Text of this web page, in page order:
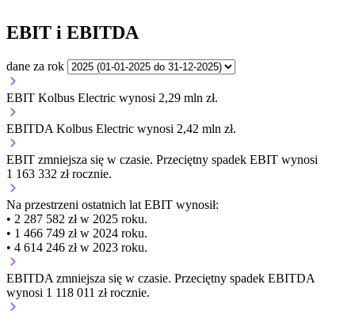
EBIT i EBITDA
dane za rok
EBIT Kolbus Electric wynosi 2,29 mln zł.
EBITDA Kolbus Electric wynosi 2,42 mln zł.
EBIT zmniejsza się w czasie. Przeciętny spadek EBIT wynosi
1 163 332 zł rocznie.
Na przestrzeni ostatnich lat EBIT wynosił:
• 2 287 582 zł w 2025 roku.
• 1 466 749 zł w 2024 roku.
• 4 614 246 zł w 2023 roku.
EBITDA zmniejsza się w czasie. Przeciętny spadek EBITDA
wynosi 1 118 011 zł rocznie.